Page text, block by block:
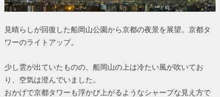
見晴らしが回復した船岡山公園から京都の夜景を展望。京都タ
ワーのライトアップ。
少し雲が出ていたものの、船岡山の上は冷たい風が吹いてお
り、空気は澄んでいました。
おかげで京都タワーも浮かび上がるようなシャープな見え方で